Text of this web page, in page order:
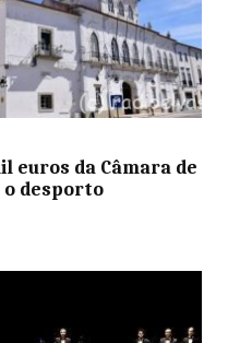
euros da Câmara de
o desporto